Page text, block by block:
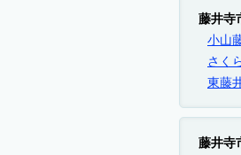
藤井寺
小山
さく
東藤
藤井寺